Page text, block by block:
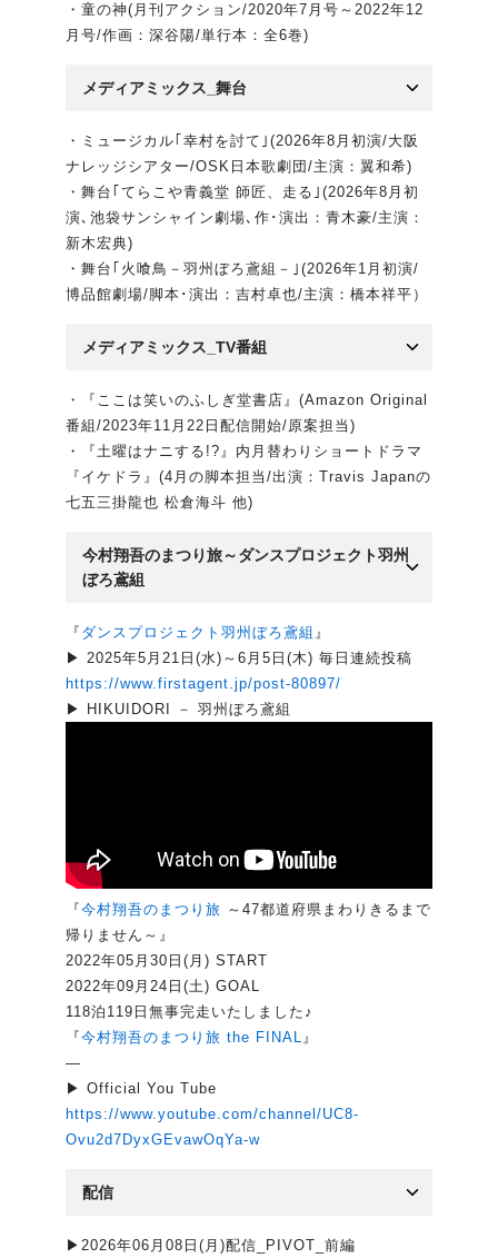
・童の神(月刊アクション/2020年7月号～2022年12
月号/作画：深谷陽/単行本：全6巻)
メディアミックス_舞台
・ミュージカル｢幸村を討て｣(2026年8月初演/大阪
ナレッジシアター/OSK日本歌劇団/主演：翼和希)
・舞台｢てらこや青義堂 師匠、走る｣(2026年8月初
演､池袋サンシャイン劇場､作･演出：青木豪/主演：
新木宏典)
・舞台｢火喰鳥－羽州ぼろ鳶組－｣(2026年1月初演/
博品館劇場/脚本･演出：吉村卓也/主演：橋本祥平）
メディアミックス_TV番組
・『ここは笑いのふしぎ堂書店』(Amazon Original
番組/2023年11月22日配信開始/原案担当)
・『土曜はナニする!?』内月替わりショートドラマ
『イケドラ』(4月の脚本担当/出演：Travis Japanの
七五三掛龍也 松倉海斗 他)
今村翔吾のまつり旅～ダンスプロジェクト羽州
ぼろ鳶組
『 ダンスプロジェクト羽州ぼろ鳶組 』
▶ 2025年5月21日(水)～6月5日(木) 毎日連続投稿
https://www.firstagent.jp/post-80897/
▶ HIKUIDORI － 羽州ぼろ鳶組
『今村翔吾のまつり旅 ～47都道府県まわりきるまで
帰りません～』
2022年05月30日(月) START
2022年09月24日(土) GOAL
118泊119日無事完走いたしました♪
『今村翔吾のまつり旅 the FINAL』
—
▶ Official You Tube
https://www.youtube.com/channel/UC8-
Ovu2d7DyxGEvawOqYa-w
配信
▶2026年06月08日(月)配信_PIVOT_前編